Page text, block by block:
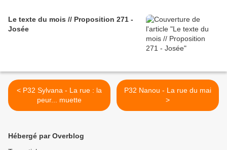
Le texte du mois // Proposition 271 -
Josée
< P32 Sylvana - La rue : la
peur... muette
P32 Nanou - La rue du mai
>
Hébergé par Overblog